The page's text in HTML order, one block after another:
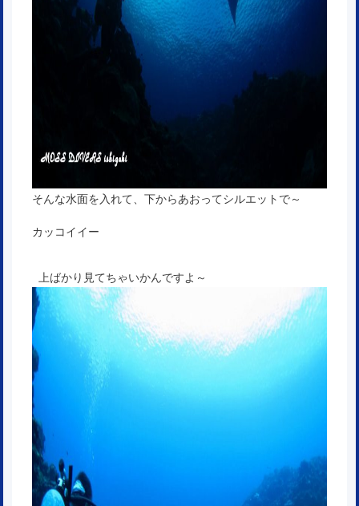
そんな水面を入れて、下からあおってシルエットで～
カッコイイー
上ばかり見てちゃいかんですよ～